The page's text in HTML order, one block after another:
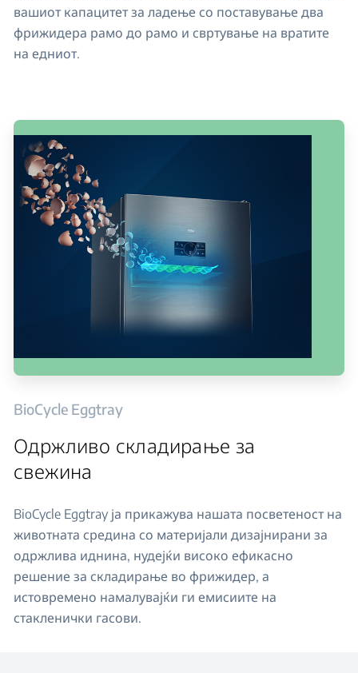
вашиот капацитет за ладење со поставување два
фрижидера рамо до рамо и свртување на вратите
на едниот.
BioCycle Eggtray
Одржливо складирање за
свежина
BioCycle Eggtray ја прикажува нашата посветеност на
животната средина со материјали дизајнирани за
одржлива иднина, нудејќи високо ефикасно
решение за складирање во фрижидер, а
истовремено намалувајќи ги емисиите на
стакленички гасови.